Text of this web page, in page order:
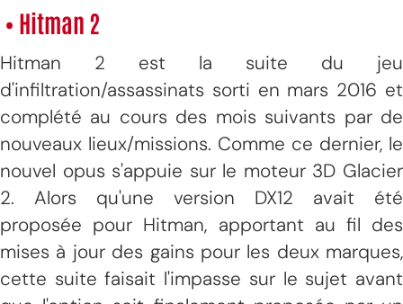
• Hitman 2
Hitman 2 est la suite du jeu
d'infiltration/assassinats sorti en mars 2016 et
complété au cours des mois suivants par de
nouveaux lieux/missions. Comme ce dernier, le
nouvel opus s'appuie sur le moteur 3D Glacier
2. Alors qu'une version DX12 avait été
proposée pour Hitman, apportant au fil des
mises à jour des gains pour les deux marques,
cette suite faisait l'impasse sur le sujet avant